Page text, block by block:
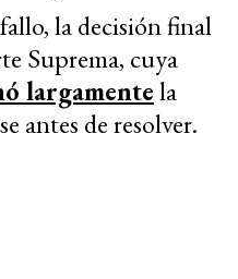
la decisión final
Suprema, cuya
largamentela
antes de resolver.